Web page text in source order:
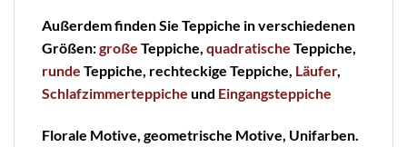
Außerdem finden Sie Teppiche in verschiedenen
Größen:große Teppiche, quadratische Teppiche,
runde Teppiche, rechteckige Teppiche, Läufer,
Schlafzimmerteppiche und Eingangsteppiche
Florale Motive, geometrische Motive, Unifarben.